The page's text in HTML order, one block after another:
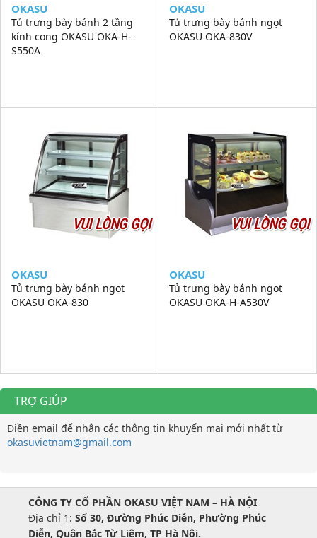
OKASU
Tủ trưng bày bánh 2 tầng
kính cong OKASU OKA-H-
S550A
OKASU
Tủ trưng bày bánh ngọt
OKASU OKA-830V
VUI LÒNG GỌI
OKASU
Tủ trưng bày bánh ngọt
OKASU OKA-830
VUI LÒNG GỌI
OKASU
Tủ trưng bày bánh ngọt
OKASU OKA-H-A530V
TRỢ GIÚP
Điền email để nhận các thông tin khuyến mại mới nhất từ
okasuvietnam@gmail.com
CÔNG TY CỔ PHẦN OKASU VIỆT NAM – HÀ NỘI
Địa chỉ 1: Số 30, Đường Phúc Diễn, Phường Phúc
Diễn, Quận Bắc Từ Liêm, TP Hà Nội.